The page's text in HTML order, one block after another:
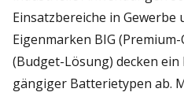
Einsatzbereiche in Gewerbe
Eigenmarken BIG
(Budget-Lösung) decken
gängiger Batterietypen ab.